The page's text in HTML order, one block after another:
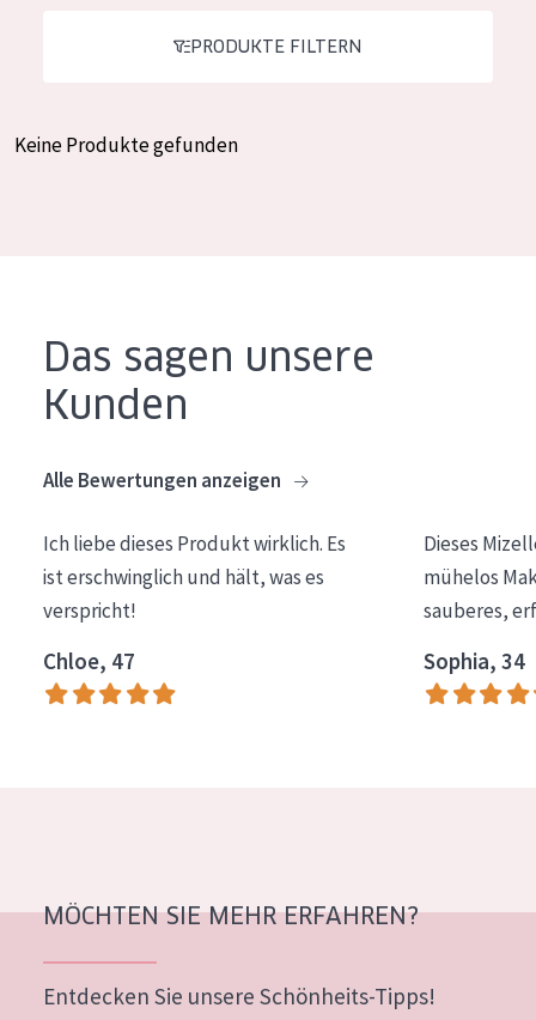
Serum
Reinigung
PRODUKTLINIE
Lift+
Expert
HAUTTYP
Der Sonne ausgesetzte Haut
ALTER
PRODUKTE FILTERN
Keine Produkte gefunden
Das sagen unsere
Kunden
Alle Bewertungen anzeigen
Ich liebe dieses Produkt wirklich. Es
ist erschwinglich und hält, was es
verspricht!
Chloe, 47
Dieses
mühelos
sauberes,
Sophia, 34
MÖCHTEN SIE MEHR ERFAHREN?
Entdecken Sie unsere Schönheits-Tipps!